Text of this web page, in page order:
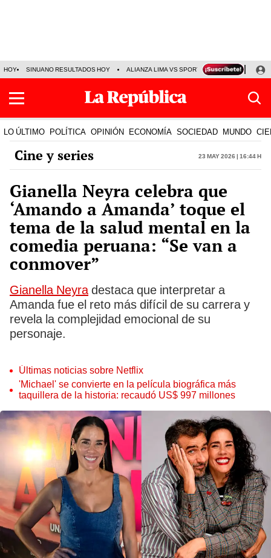
HOY SINUANO RESULTADOS HOY ALIANZA LIMA VS SPORT BOYS JORGE
LO ÚLTIMO POLÍTICA OPINIÓN ECONOMÍA SOCIEDAD MUNDO
Cine y series 23 May 2026 | 16:44 h
Gianella Neyra celebra que
‘Amando a Amanda’ toque el
tema de la salud mental en la
comedia peruana: “Se van a
conmover”
Gianella Neyradestaca que interpretar a
Amanda fue el reto más difícil de su carrera y
revela la complejidad emocional de su
personaje.
Últimas noticias sobre Netflix
'Michael' se convierte en la película biográfica más
taquillera de la historia: recaudó US$ 997 millones